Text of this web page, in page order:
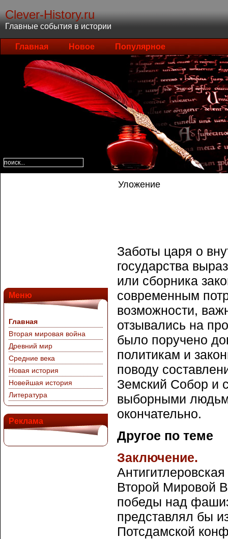
Clever-History.ru
Главные события в истории
Главная Новое Популярное
Меню
Главная
Вторая мировая война
Древний мир
Средние века
Новая история
Новейшая история
Литература
Реклама
Уложение
Заботы царя о
государства
или сборника
современным
возможности,
отзывались на
было поручено
политикам и
поводу
Земский Собор и
выборными
окончательно.
Другое по теме
Заключение.
Второй Мировой
победы над
представлял бы
Потсдамской